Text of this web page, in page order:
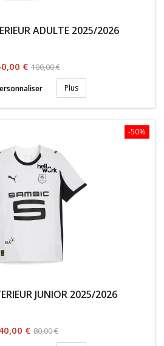
ADULTE 2025/2026
€ Prix
habituel
100,00 €
Plus
-50%
JUNIOR 2025/2026
€ Prix
80,00 €